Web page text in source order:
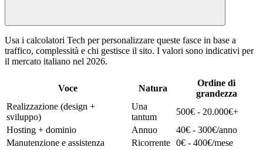
Usa i calcolatori Tech per personalizzare queste fasce in base a
traffico, complessità e chi gestisce il sito. I valori sono indicativi per
il mercato italiano nel 2026.
Voce Natura
Ordine di
grandezza
Realizzazione (design +
sviluppo)
Una
tantum
500€ - 20.000€+
Hosting + dominio
Annuo
40€ - 300€/anno
Manutenzione e assistenza
Ricorrente 0€ - 400€/mese